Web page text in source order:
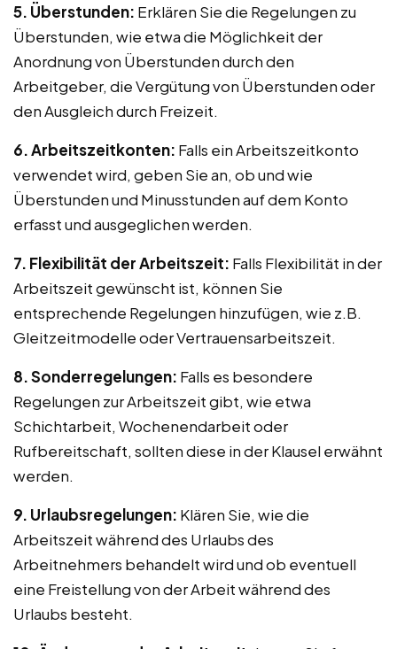
5. Überstunden: Erklären Sie die Regelungen zu
Überstunden, wie etwa die Möglichkeit der
Anordnung von Überstunden durch den
Arbeitgeber, die Vergütung von Überstunden oder
den Ausgleich durch Freizeit.
6. Arbeitszeitkonten: Falls ein Arbeitszeitkonto
verwendet wird, geben Sie an, ob und wie
Überstunden und Minusstunden auf dem Konto
erfasst und ausgeglichen werden.
7. Flexibilität der Arbeitszeit: Falls Flexibilität in der
Arbeitszeit gewünscht ist, können Sie
entsprechende Regelungen hinzufügen, wie z.B.
Gleitzeitmodelle oder Vertrauensarbeitszeit.
8. Sonderregelungen: Falls es besondere
Regelungen zur Arbeitszeit gibt, wie etwa
Schichtarbeit, Wochenendarbeit oder
Rufbereitschaft, sollten diese in der Klausel erwähnt
werden.
9. Urlaubsregelungen: Klären Sie, wie die
Arbeitszeit während des Urlaubs des
Arbeitnehmers behandelt wird und ob eventuell
eine Freistellung von der Arbeit während des
Urlaubs besteht.